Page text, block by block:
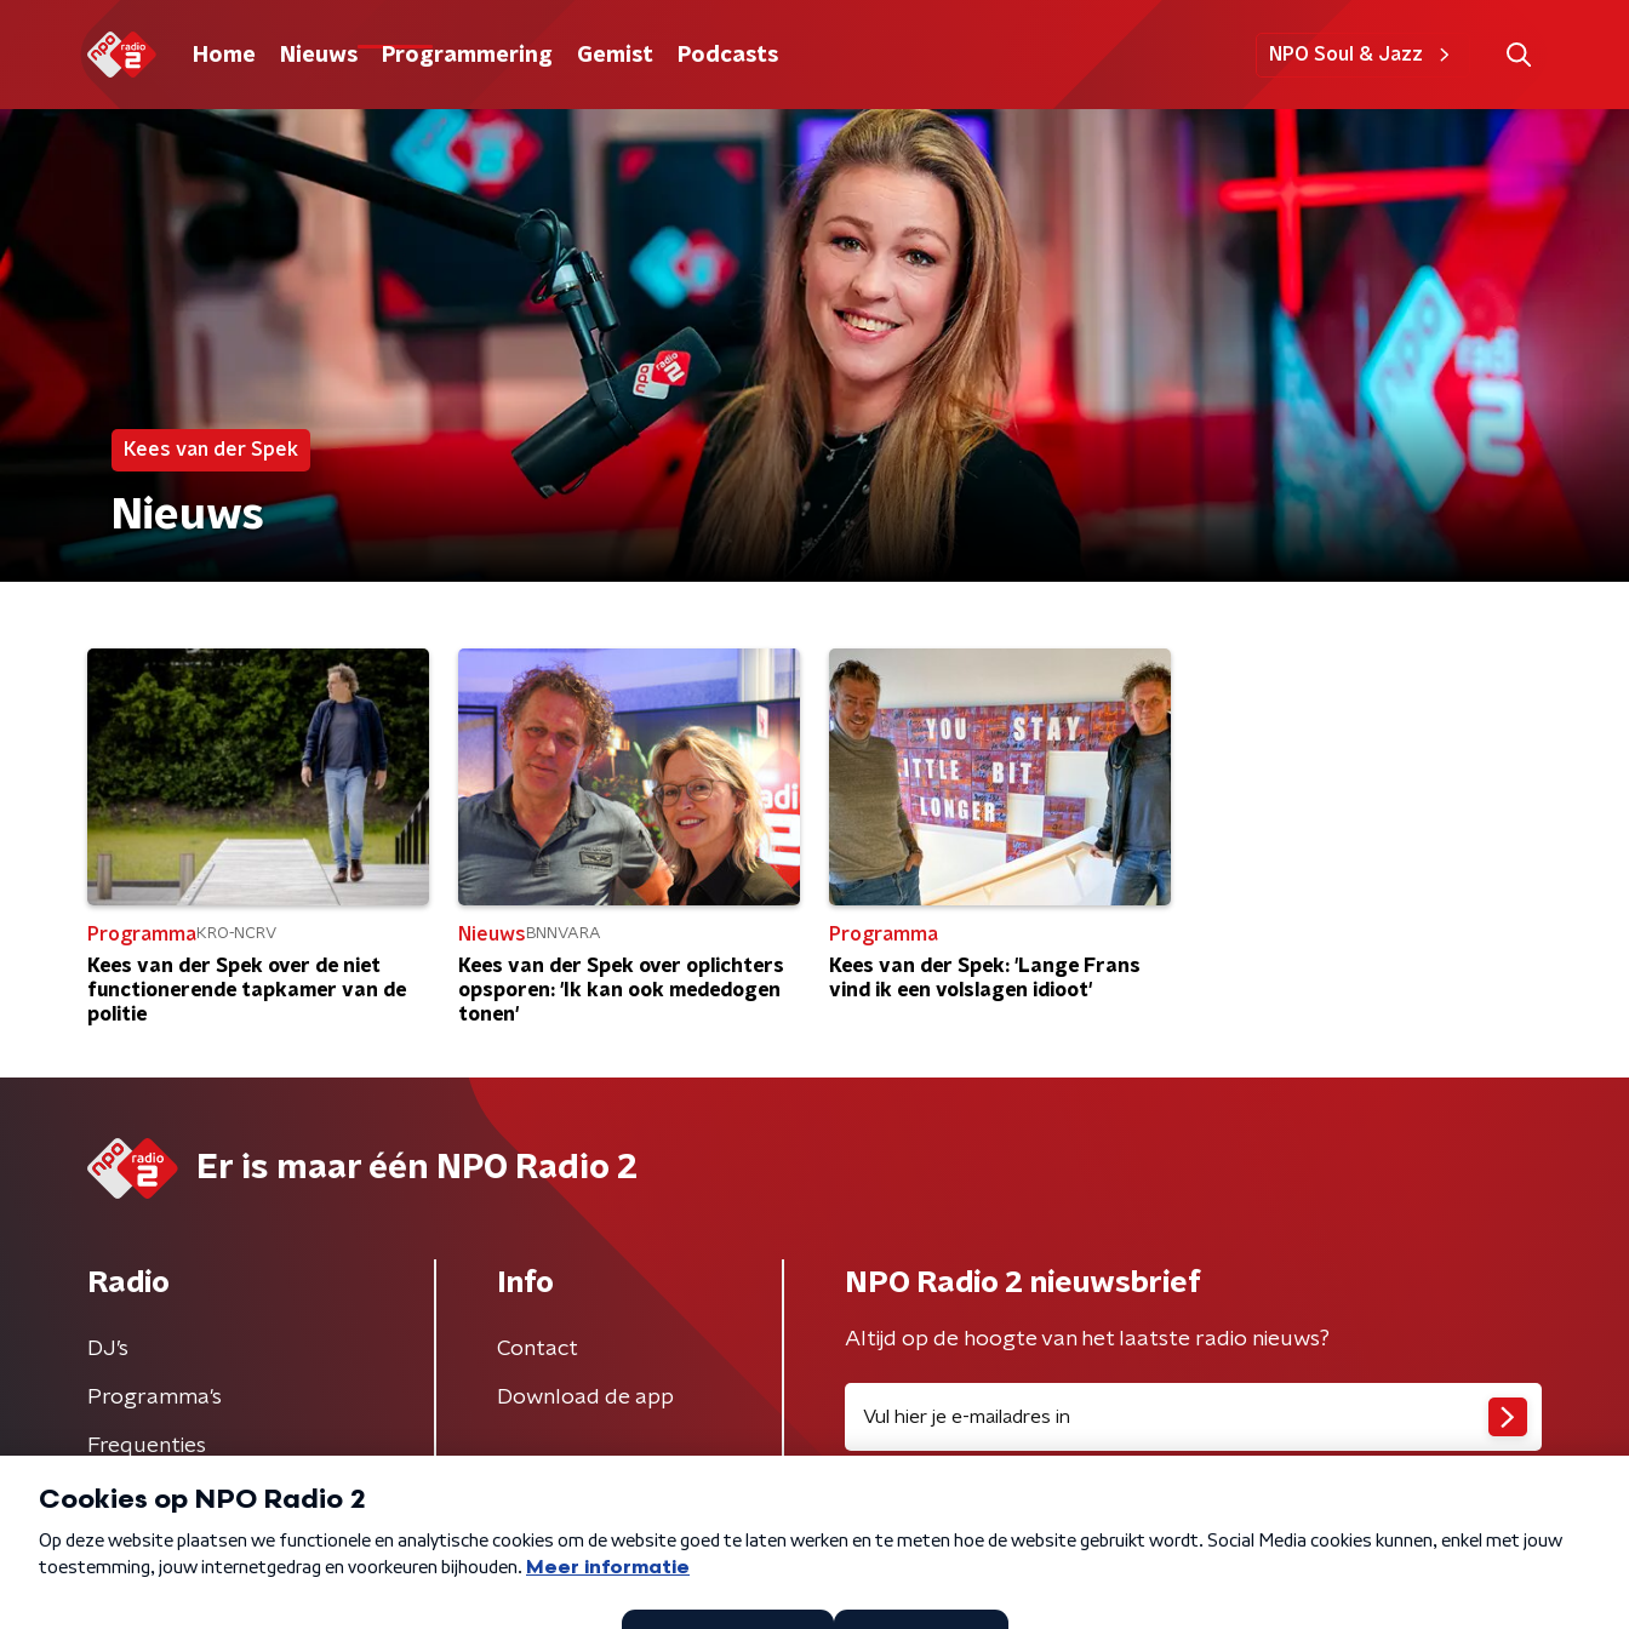
Home Nieuws Programmering Gemist Podcasts NPO Soul & Jazz
Kees van der Spek
Nieuws
ProgrammaKRO-NCRV
Kees van der Spek over de niet
functionerende tapkamer van de
politie
Nieuws BNNVARA
Kees van der Spek over oplichters
opsporen: 'Ik kan ook mededogen
tonen'
Programma
Kees van der Spek: 'Lange Frans
vind ik een volslagen idioot'
Er is maar één NPO Radio 2
Radio
DJ’s
Programma's
Frequenties
Info
Contact
Download de app
NPO Radio 2 nieuwsbrief
Altijd op de hoogte van het laatste radio nieuws?
Algemene voorwaarden Privacybeleid